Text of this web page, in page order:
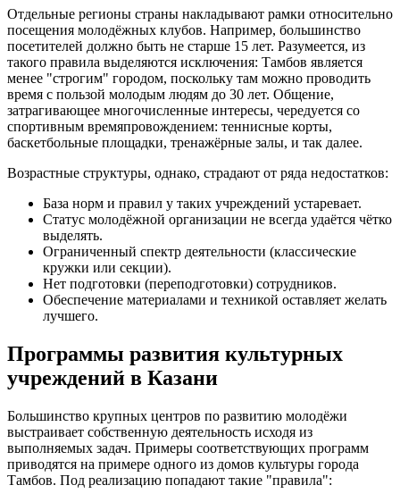
Отдельные регионы страны накладывают рамки относительно
посещения молодёжных клубов. Например, большинство
посетителей должно быть не старше 15 лет. Разумеется, из
такого правила выделяются исключения: Тамбов является
менее "строгим" городом, поскольку там можно проводить
время с пользой молодым людям до 30 лет. Общение,
затрагивающее многочисленные интересы, чередуется со
спортивным времяпровождением: теннисные корты,
баскетбольные площадки, тренажёрные залы, и так далее.
Возрастные структуры, однако, страдают от ряда недостатков:
База норм и правил у таких учреждений устаревает.
Статус молодёжной организации не всегда удаётся чётко
выделять.
Ограниченный спектр деятельности (классические
кружки или секции).
Нет подготовки (переподготовки) сотрудников.
Обеспечение материалами и техникой оставляет желать
лучшего.
Программы развития культурных
учреждений в Казани
Большинство крупных центров по развитию молодёжи
выстраивает собственную деятельность исходя из
выполняемых задач. Примеры соответствующих программ
приводятся на примере одного из домов культуры города
Тамбов. Под реализацию попадают такие "правила":